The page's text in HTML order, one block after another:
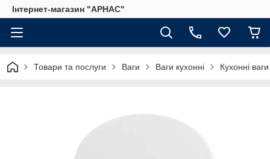
Інтернет-магазин "АРНАС"
Товари та послуги Ваги Ваги кухонні Кухонні